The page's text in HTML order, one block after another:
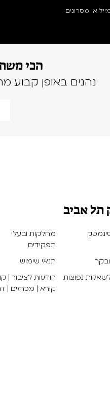
או מסרונים
הכי
נהנים באופן קבוע
תל אביב
מחלקות ובעלי
תפקידים
תנאי שימוש
נפוצות
הודעות לציבור |
קורא | מכרזים |